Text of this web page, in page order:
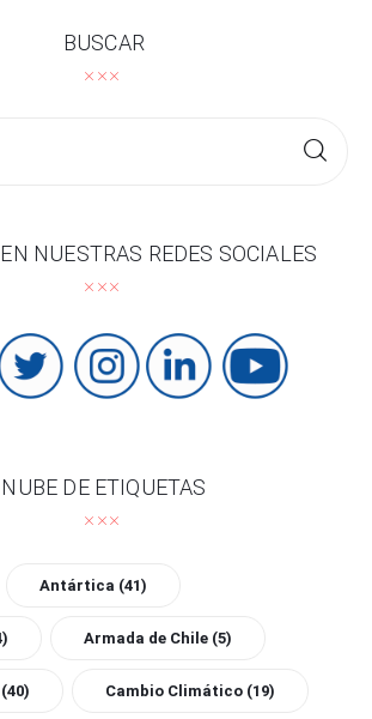
BUSCAR
NUESTRAS REDES SOCIALES
NUBE DE ETIQUETAS
Antártica (41)
Armada de Chile (5)
(40) Cambio Climático (19)